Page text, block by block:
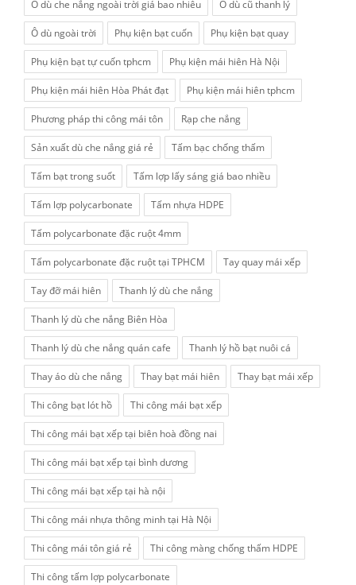
Ô dù che nắng ngoài trời giá bao nhiêu Ô dù cũ thanh lý
Ô dù ngoài trời Phụ kiện bạt cuốn Phụ kiện bạt quay
Phụ kiện bạt tự cuốn tphcm Phụ kiện mái hiên Hà Nội
Phụ kiện mái hiên Hòa Phát đạt Phụ kiện mái hiên tphcm
Phương pháp thi công mái tôn Rạp che nắng
Sản xuất dù che nắng giá rẻ Tấm bạc chống thấm
Tấm bạt trong suốt Tấm lợp lấy sáng giá bao nhiều
Tấm lợp polycarbonate Tấm nhựa HDPE
Tấm polycarbonate đặc ruột 4mm
Tấm polycarbonate đặc ruột tại TPHCM Tay quay mái xếp
Tay đỡ mái hiên Thanh lý dù che nắng
Thanh lý dù che nắng Biên Hòa
Thanh lý dù che nắng quán cafe Thanh lý hồ bạt nuôi cá
Thay áo dù che nắng Thay bạt mái hiên Thay bạt mái xếp
Thi công bạt lót hồ Thi công mái bạt xếp
Thi công mái bạt xếp tại biên hoà đồng nai
Thi công mái bạt xếp tại bình dương
Thi công mái bạt xếp tại hà nội
Thi công mái nhựa thông minh tại Hà Nội
Thi công mái tôn giá rẻ Thi công màng chống thấm HDPE
Thi công tấm lợp polycarbonate